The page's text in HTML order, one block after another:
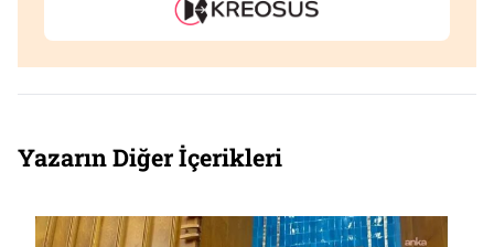
Yazarın Diğer İçerikleri